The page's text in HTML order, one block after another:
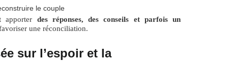
le couple
apporter des réponses, des conseils et parfois un
une réconciliation.
sur l’espoir et la